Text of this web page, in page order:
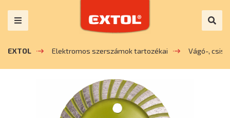
EXTOL Elektromos szerszámok tartozékai Vágó-,